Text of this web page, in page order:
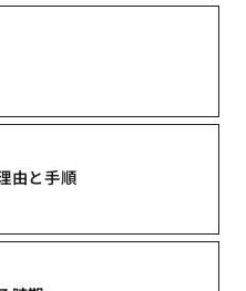
由と手順